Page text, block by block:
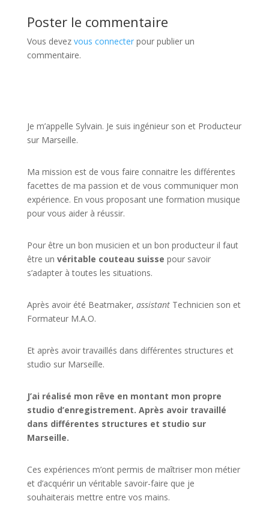
Poster le commentaire
Vous devez vous connecterpour publier un
commentaire.
Je m’appelle Sylvain. Je suis ingénieur son et Producteur
sur Marseille.
Ma mission est de vous faire connaitre les différentes
facettes de ma passion et de vous communiquer mon
expérience. En vous proposant une formation musique
pour vous aider à réussir.
Pour être un bon musicien et un bon producteur il faut
être un véritable couteau suisse pour savoir
s’adapter à toutes les situations.
Après avoir été Beatmaker, assistant Technicien son et
Formateur M.A.O.
Et après avoir travaillés dans différentes structures et
studio sur Marseille.
J’ai réalisé mon rêve en montant mon propre
studio d’enregistrement. Après avoir travaillé
dans différentes structures et studio sur
Marseille.
Ces expériences m’ont permis de maîtriser mon métier
et d’acquérir un véritable savoir-faire que je
souhaiterais mettre entre vos mains.